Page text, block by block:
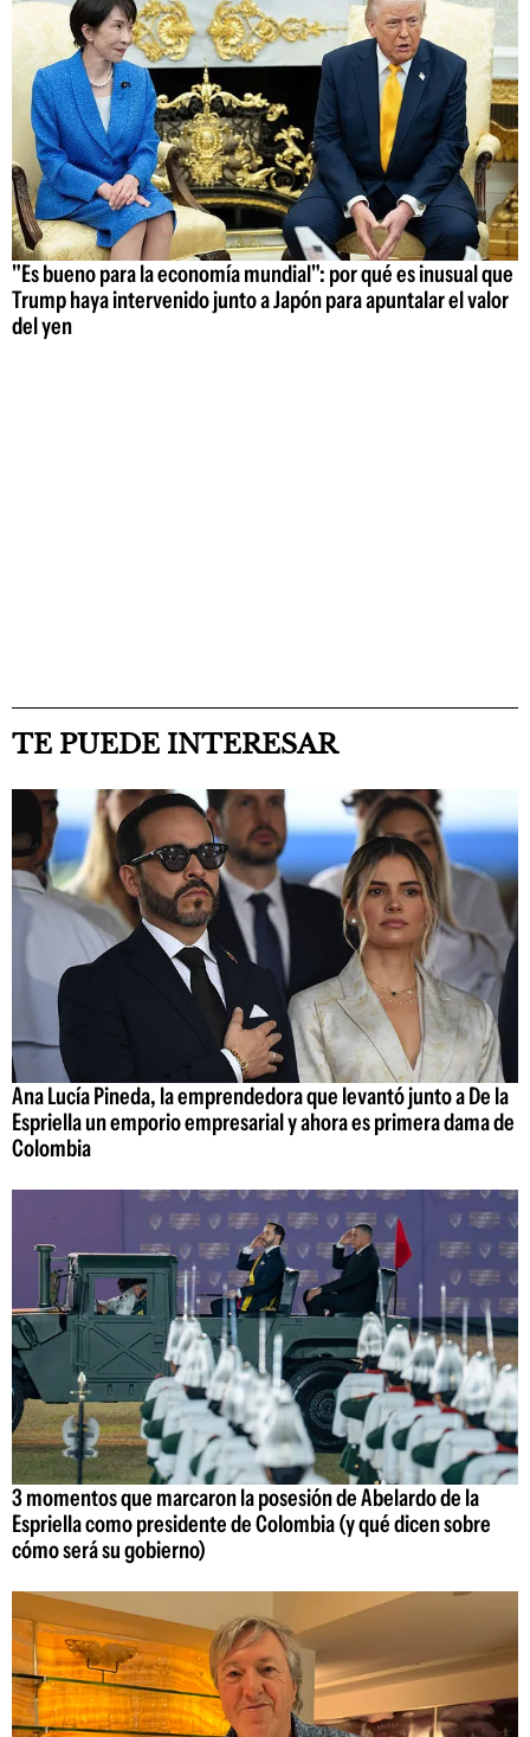
"Es bueno para la economía mundial": por qué es inusual que
Trump haya intervenido junto a Japón para apuntalar el valor
del yen
TE PUEDE INTERESAR
Ana Lucía Pineda, la emprendedora que levantó junto a De la
Espriella un emporio empresarial y ahora es primera dama de
Colombia
3 momentos que marcaron la posesión de Abelardo de la
Espriella como presidente de Colombia (y qué dicen sobre
cómo será su gobierno)